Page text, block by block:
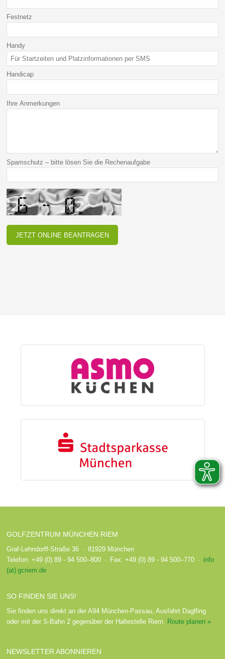
Festnetz
Handy
Handicap
Ihre Anmerkungen
Spamschutz – bitte lösen Sie die Rechenaufgabe
GOLFZENTRUM MÜNCHEN RIEM
Graf-Lehndorff-Straße 36 · 81929 München
Telefon: +49 (0) 89 - 94 500–800 · Fax: +49 (0) 89 - 94 500–770 · info
(at) gcriem.de
SO FINDEN SIE UNS!
Sie finden uns direkt an der A94 München-Passau, Ausfahrt Daglfing
oder mit der S-Bahn 2 gegenüber der Haltestelle Riem. Route planen »
NEWSLETTER ABONNIEREN